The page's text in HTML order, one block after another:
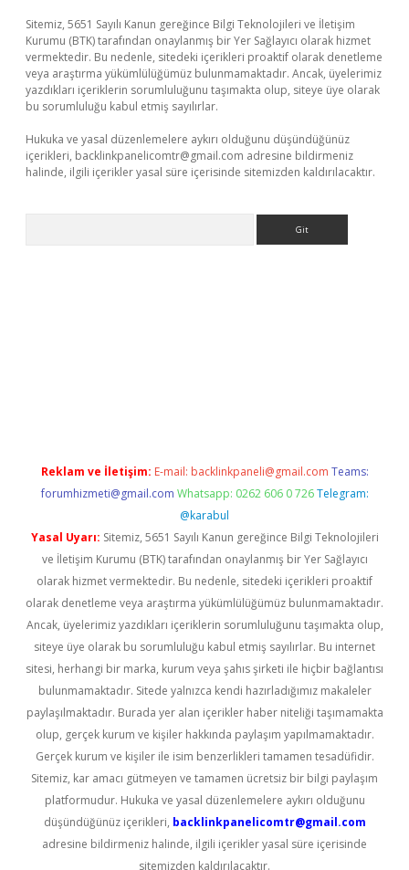
Sitemiz, 5651 Sayılı Kanun gereğince Bilgi Teknolojileri ve İletişim
Kurumu (BTK) tarafından onaylanmış bir Yer Sağlayıcı olarak hizmet
vermektedir. Bu nedenle, sitedeki içerikleri proaktif olarak denetleme
veya araştırma yükümlülüğümüz bulunmamaktadır. Ancak, üyelerimiz
yazdıkları içeriklerin sorumluluğunu taşımakta olup, siteye üye olarak
bu sorumluluğu kabul etmiş sayılırlar.
Hukuka ve yasal düzenlemelere aykırı olduğunu düşündüğünüz
içerikleri, backlinkpanelicomtr@gmail.com adresine bildirmeniz
halinde, ilgili içerikler yasal süre içerisinde sitemizden kaldırılacaktır.
Reklam ve İletişim: E-mail: backlinkpaneli@gmail.com Teams:
forumhizmeti@gmail.com Whatsapp: 0262 606 0 726 Telegram:
@karabul
Yasal Uyarı: Sitemiz, 5651 Sayılı Kanun gereğince Bilgi Teknolojileri
ve İletişim Kurumu (BTK) tarafından onaylanmış bir Yer Sağlayıcı
olarak hizmet vermektedir. Bu nedenle, sitedeki içerikleri proaktif
olarak denetleme veya araştırma yükümlülüğümüz bulunmamaktadır.
Ancak, üyelerimiz yazdıkları içeriklerin sorumluluğunu taşımakta olup,
siteye üye olarak bu sorumluluğu kabul etmiş sayılırlar. Bu internet
sitesi, herhangi bir marka, kurum veya şahıs şirketi ile hiçbir bağlantısı
bulunmamaktadır. Sitede yalnızca kendi hazırladığımız makaleler
paylaşılmaktadır. Burada yer alan içerikler haber niteliği taşımamakta
olup, gerçek kurum ve kişiler hakkında paylaşım yapılmamaktadır.
Gerçek kurum ve kişiler ile isim benzerlikleri tamamen tesadüfidir.
Sitemiz, kar amacı gütmeyen ve tamamen ücretsiz bir bilgi paylaşım
platformudur. Hukuka ve yasal düzenlemelere aykırı olduğunu
düşündüğünüz içerikleri, backlinkpanelicomtr@gmail.com
adresine bildirmeniz halinde, ilgili içerikler yasal süre içerisinde
sitemizden kaldırılacaktır.